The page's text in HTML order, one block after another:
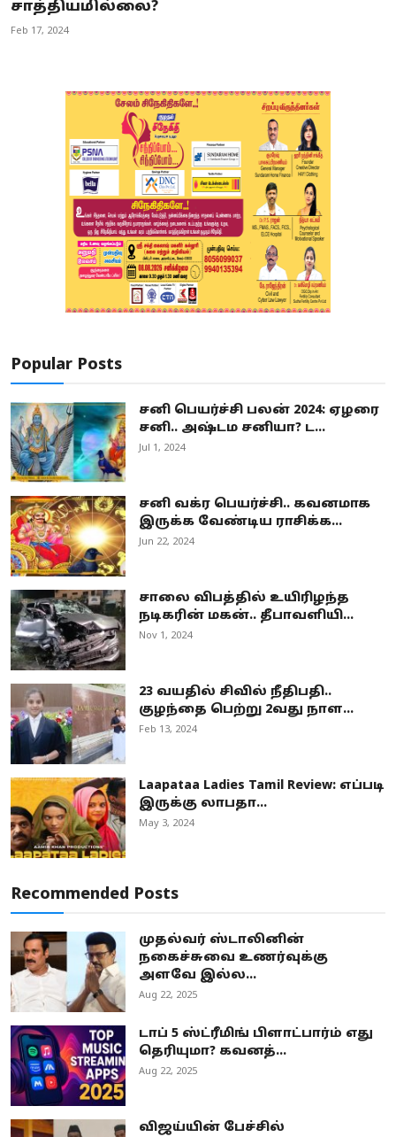
சாத்தியமில்லை?
Feb 17, 2024
Popular Posts
சனி பெயர்ச்சி பலன் 2024: ஏழரை
சனி.. அஷ்டம சனியா? ட...
Jul 1, 2024
சனி வக்ர பெயர்ச்சி.. கவனமாக
இருக்க வேண்டிய ராசிக்க...
Jun 22, 2024
சாலை விபத்தில் உயிரிழந்த
நடிகரின் மகன்.. தீபாவளியி...
Nov 1, 2024
23 வயதில் சிவில் நீதிபதி..
குழந்தை பெற்று 2வது நாள...
Feb 13, 2024
Laapataa Ladies Tamil Review: எப்படி
இருக்கு லாபதா...
May 3, 2024
Recommended Posts
முதல்வர் ஸ்டாலினின்
நகைச்சுவை உணர்வுக்கு
அளவே இல்ல...
Aug 22, 2025
டாப் 5 ஸ்ட்ரீமிங் பிளாட்பார்ம் எது
தெரியுமா? கவனத்...
Aug 22, 2025
விஜய்யின் பேச்சில்